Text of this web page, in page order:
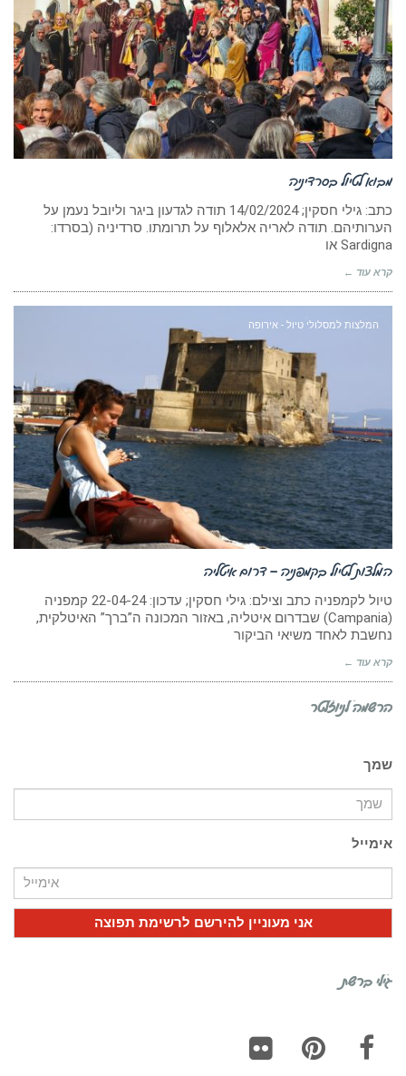
מבוא לטיול בסרדיניה
כתב: גילי חסקין; ‏14/02/2024 תודה לגדעון ביגר וליובל נעמן על
הערותיהם. תודה לאריה אלאלוף על תרומתו. סרדיניה (בסרדו:
Sardigna או
קרא עוד ←
המלצות למסלולי טיול - אירופה
המלצות לטיול בקמפניה – דרום איטליה
טיול לקמפניה כתב וצילם: גילי חסקין; עדכון: 22-04-24 קמפניה
(Campania) שבדרום איטליה, באזור המכונה ה”ברך” האיטלקית,
נחשבת לאחד משיאי הביקור
קרא עוד ←
הרשמה לניוזלטר
שמך
אימייל
גילי ברשת